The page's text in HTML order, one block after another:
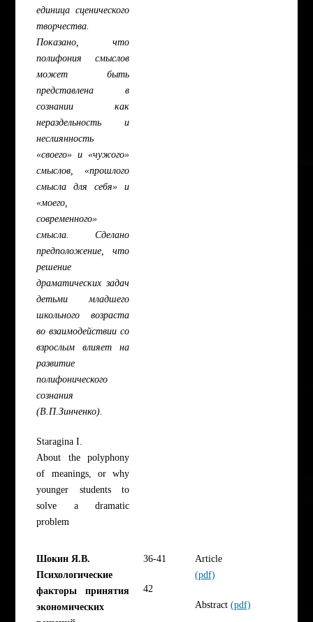
единица сценического
творчества.
Показано, что
полифония смыслов
может быть
представлена в
сознании как
нераздельность и
неслиянность
«своего» и «чужого»
смыслов, «прошлого
смысла для себя» и
«моего,
современного»
смысла. Сделано
предположение, что
решение
драматических задач
детьми младшего
школьного возраста
во взаимодействии со
взрослым влияет на
развитие
полифонического
сознания
(В.П.Зинченко).
Staragina I.
About the polyphony
of meanings, or why
younger students to
solve a dramatic
problem
Шокин Я.В.
Психологические
факторы принятия
экономических
36-41
42
Article
(pdf)
Abstract(pdf)